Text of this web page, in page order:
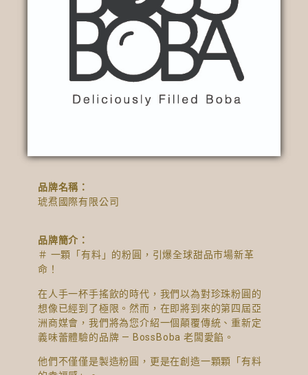
品牌名稱：
琥焄國際有限公司
品牌簡介：
＃ 一顆「有料」的粉圓，引爆全球甜品市場新革
命！
在人手一杯手搖飲的時代，我們以為對珍珠粉圓的
想像已經到了極限。然而，在即將到來的第四屆亞
洲商媒會，我們將為您介紹一個顛覆傳統、重新定
義味蕾體驗的品牌 — BossBoba 老闆愛餡。
他們不僅僅是製造粉圓，更是在創造一顆顆「有料